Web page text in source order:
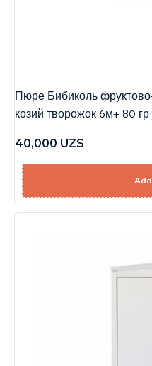
Пюре Бибиколь
козий творожок 6м+ 80 гр
40,000 UZS